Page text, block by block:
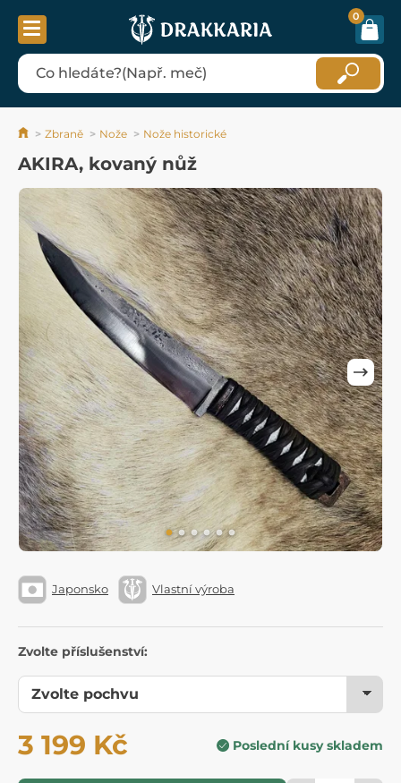
0
Zbraně Nože Nože historické
AKIRA, kovaný nůž
Japonsko Vlastní výroba
Zvolte příslušenství:
3 199 Kč Poslední kusy skladem